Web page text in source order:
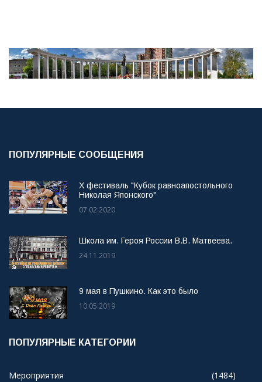
ПОПУЛЯРНЫЕ СООБЩЕНИЯ
X фестиваль "Кубок равноапостольного
Николая Японского"
07.02.2020
Школа им. Героя России В.В. Матвеева.
24.11.2019
9 мая в Пушкино. Как это было
10.05.2019
ПОПУЛЯРНЫЕ КАТЕГОРИИ
Мероприятия (1484)